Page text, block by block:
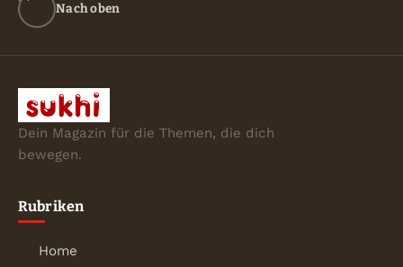
Nach oben
Dein Magazin für die Themen, die dich
bewegen.
Rubriken
Home